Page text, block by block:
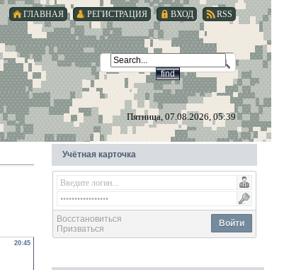
RSS
ВХОД
РЕГИСТРАЦИЯ
ГЛАВНАЯ
Пятница, 07.08.2026, 05:39
20:45
Учётная карточка
Войти
Восстановиться
Призваться